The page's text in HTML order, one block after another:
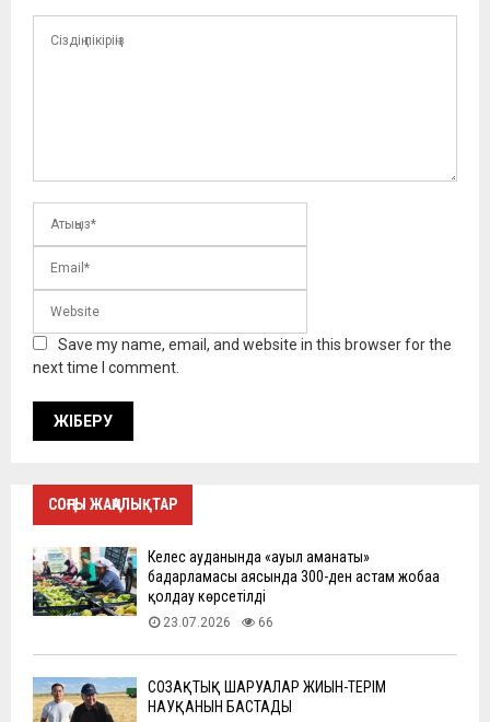
Save my name, email, and website in this browser for the
next time I comment.
СОҢҒЫ ЖАҢАЛЫҚТАР
Келес ауданында «ауыл аманаты»
бағдарламасы аясында 300-ден астам жобаға
қолдау көрсетілді
23.07.2026 66
СОЗАҚТЫҚ ШАРУАЛАР ЖИЫН-ТЕРІМ
НАУҚАНЫН БАСТАДЫ